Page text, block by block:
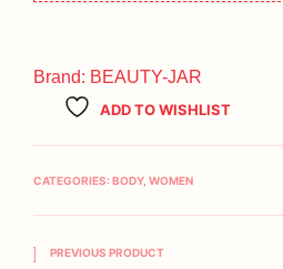
Brand: BEAUTY-JAR
ADD TO WISHLIST
CATEGORIES: BODY, WOMEN
PREVIOUS PRODUCT